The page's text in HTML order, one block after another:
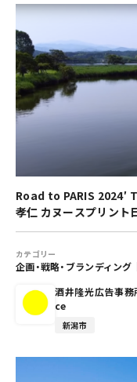
Road to PARIS 2024′
孝仁 カヌースプリント
カテゴリー
企画・戦略・ブランディング
酒井隆光広告事
ce
新潟市